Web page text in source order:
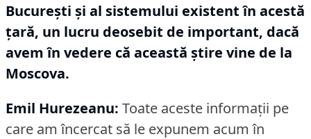
Bucureşti şi al sistemului existent în acestă
ţară, un lucru deosebit de important, dacă
avem în vedere că această ştire vine de la
Moscova.
Emil Hurezeanu: Toate aceste informaţii pe
care am încercat să le expunem acum în